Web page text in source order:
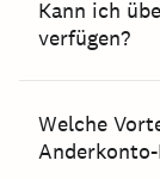
Kann ich
verfügen?
Welche